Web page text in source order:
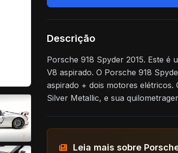
Descrição
Porsche 918 Spyder 2015. Este
V8 aspirado. O Porsche 918
aspirado + dois motores elétricos.
Silver Metallic, e sua
Leia mais sobre